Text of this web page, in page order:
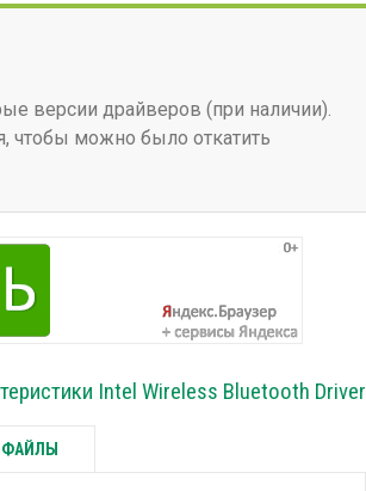
версии драйверов (при наличии).
чтобы можно было откатить
Intel Wireless Bluetooth Driver
ФАЙЛЫ